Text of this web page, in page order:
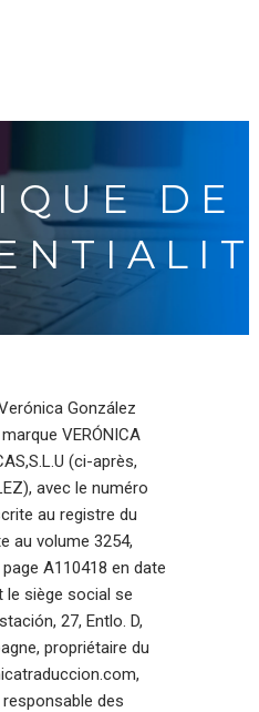
DE
González
VERÓNICA
(ci-après,
avec le numéro
au registre du
au volume 3254,
A110418 en date
le siège social se
27, Entlo. D,
propriétaire du
des